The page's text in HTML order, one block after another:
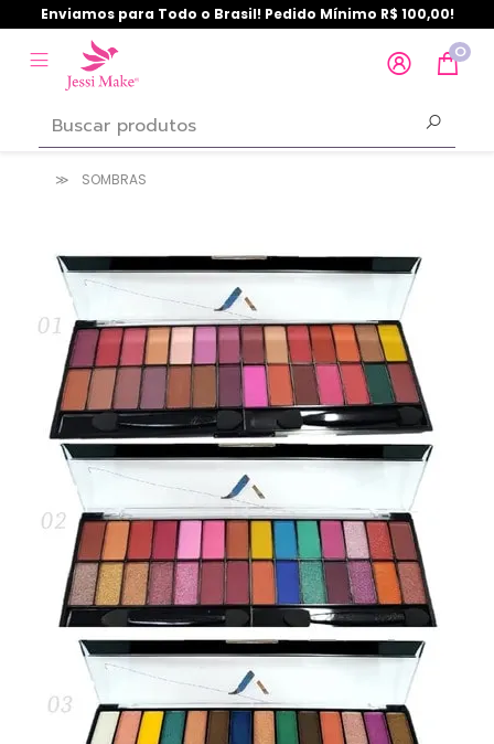
Enviamos para Todo o Brasil! Pedido Mínimo R$ 100,00!
0
SOMBRAS